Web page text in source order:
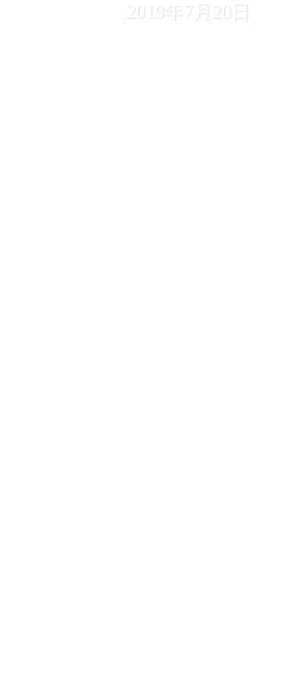
2019年7月20日